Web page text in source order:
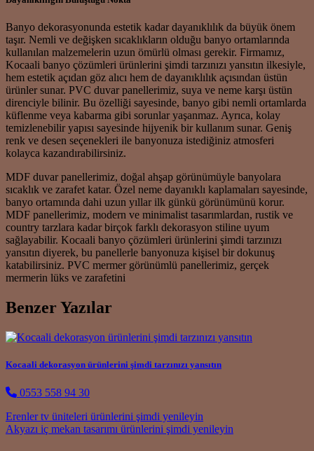
Banyo dekorasyonunda estetik kadar dayanıklılık da büyük önem
taşır. Nemli ve değişken sıcaklıkların olduğu banyo ortamlarında
kullanılan malzemelerin uzun ömürlü olması gerekir. Firmamız,
Kocaali banyo çözümleri ürünlerini şimdi tarzınızı yansıtın ilkesiyle,
hem estetik açıdan göz alıcı hem de dayanıklılık açısından üstün
ürünler sunar. PVC duvar panellerimiz, suya ve neme karşı üstün
direnciyle bilinir. Bu özelliği sayesinde, banyo gibi nemli ortamlarda
küflenme veya kabarma gibi sorunlar yaşanmaz. Ayrıca, kolay
temizlenebilir yapısı sayesinde hijyenik bir kullanım sunar. Geniş
renk ve desen seçenekleri ile banyonuza istediğiniz atmosferi
kolayca kazandırabilirsiniz.
MDF duvar panellerimiz, doğal ahşap görünümüyle banyolara
sıcaklık ve zarafet katar. Özel neme dayanıklı kaplamaları sayesinde,
banyo ortamında dahi uzun yıllar ilk günkü görünümünü korur.
MDF panellerimiz, modern ve minimalist tasarımlardan, rustik ve
country tarzlara kadar birçok farklı dekorasyon stiline uyum
sağlayabilir. Kocaali banyo çözümleri ürünlerini şimdi tarzınızı
yansıtın diyerek, bu panellerle banyonuza kişisel bir dokunuş
katabilirsiniz. PVC mermer görünümlü panellerimiz, gerçek
mermerin lüks ve zarafetini
Benzer Yazılar
Kocaali dekorasyon ürünlerini şimdi tarzınızı yansıtın
0553 558 94 30
Post navigation
Erenler tv üniteleri ürünlerini şimdi yenileyin
Akyazı iç mekan tasarımı ürünlerini şimdi yenileyin